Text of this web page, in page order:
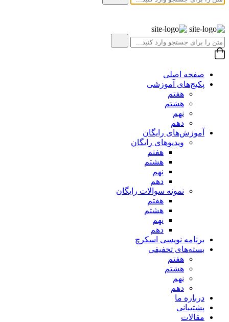
صفحه اصلی
پکیج‌های آموزشی
هفتم
هشتم
نهم
دهم
آموزش‌های رایگان
ویدیوهای رایگان
هفتم
هشتم
نهم
دهم
نمونه سوالات رایگان
هفتم
هشتم
نهم
دهم
برنامه نویسی اسکرچ
بسته‌های تخفیفی
هفتم
هشتم
نهم
دهم
درباره ما
پشتیبانی
مقالات